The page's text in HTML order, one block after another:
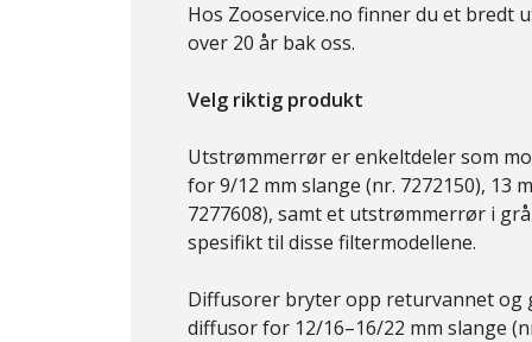
Hos Zooservice.no finner du et bredt
over 20 år bak oss.
Velg riktig produkt
Utstrømmerrør er enkeltdeler som
for 9/12 mm slange (nr. 7272150), 13
7277608), samt et utstrømmerrør i
spesifikt til disse filtermodellene.
Diffusorer bryter opp returvannet og
diffusor for 12/16–16/22 mm slange